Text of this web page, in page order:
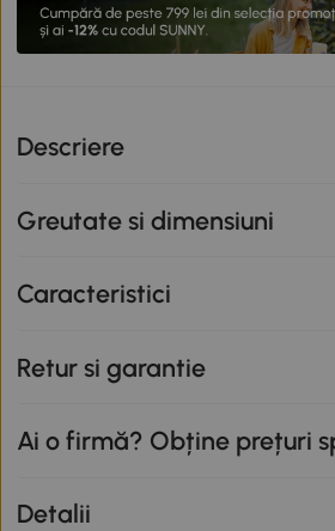
Descriere
Greutate si dimensiuni
Caracteristici
Retur si garantie
Ai o firmă? Obține prețuri
Detalii